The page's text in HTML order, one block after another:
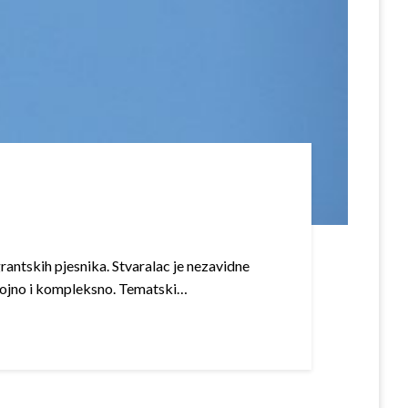
pjesnika. Stvaralac je nezavidne
i kompleksno. Tematski…